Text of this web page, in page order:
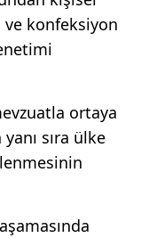
ve konfeksiyon
ortaya
sıra ülke